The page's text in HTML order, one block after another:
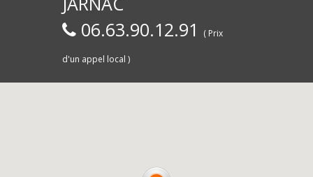
06.63.90.12.91
( Prix
d'un appel local )